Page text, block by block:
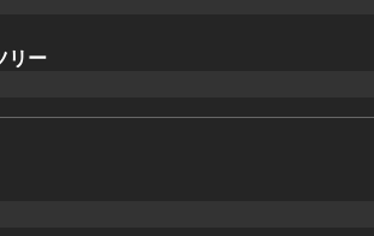
リー